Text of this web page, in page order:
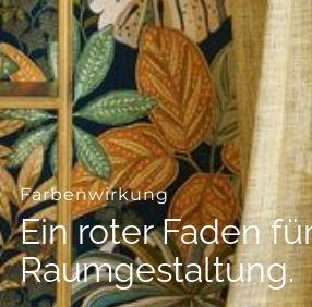
Farbenwirkung
Ein roter Faden
Raumgestaltung.